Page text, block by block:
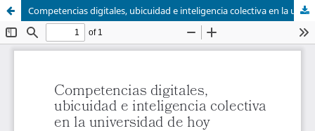
Competencias digitales, ubicuidad e inteligencia colectiva en la universidad de hoy